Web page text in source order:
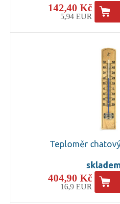
142,40 Kč
5,94 EUR
Teploměr
404,90 Kč
16,9 EUR